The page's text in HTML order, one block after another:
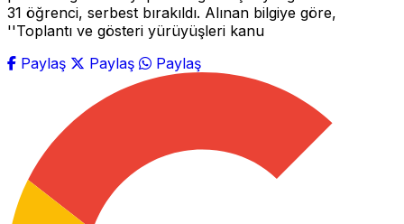
31 öğrenci, serbest bırakıldı. Alınan bilgiye göre,
''Toplantı ve gösteri yürüyüşleri kanu
Paylaş
Paylaş Paylaş